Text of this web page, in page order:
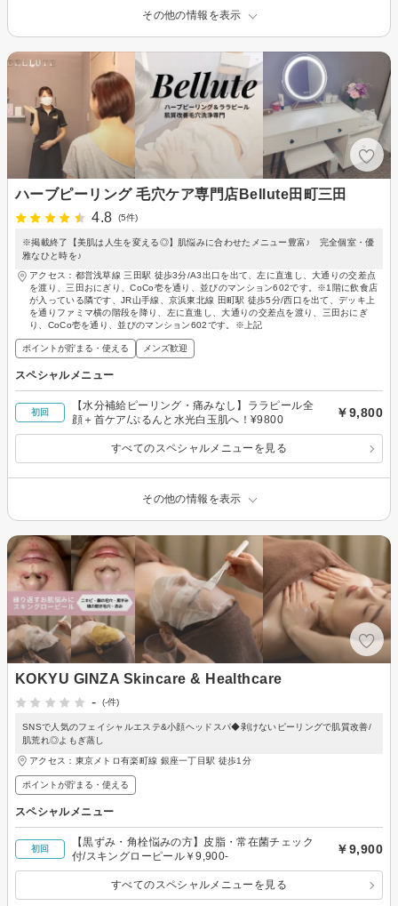
その他の情報を表示
ハーブピーリング 毛穴ケア専門店Bellute田町三田
4.8
(5件)
※掲載終了【美肌は人生を変える◎】肌悩みに合わせたメニュー豊富♪ 完全個室・優
雅なひと時を♪
アクセス：都営浅草線 三田駅 徒歩3分/A3出口を出て、左に直進し、大通りの交差点
を渡り、三田おにぎり、CoCo壱を通り、並びのマンション602です。※1階に飲食店
が入っている隣です、JR山手線、京浜東北線 田町駅 徒歩5分/西口を出て、デッキ上
を通りファミマ横の階段を降り、左に直進し、大通りの交差点を渡り、三田おにぎ
り、CoCo壱を通り、並びのマンション602です。※上記
ポイントが貯まる・使える メンズ歓迎
スペシャルメニュー
初回
【水分補給ピーリング・痛みなし】ララピール全
顔＋首ケア/ぷるんと水光白玉肌へ！¥9800
￥9,800
すべてのスペシャルメニューを見る
その他の情報を表示
KOKYU GINZA Skincare & Healthcare
-
(-件)
SNSで人気のフェイシャルエステ&小顔ヘッドスパ◆剥けないピーリングで肌質改善/
肌荒れ◎よもぎ蒸し
アクセス：東京メトロ有楽町線 銀座一丁目駅 徒歩1分
ポイントが貯まる・使える
スペシャルメニュー
初回
【黒ずみ・角栓悩みの方】皮脂・常在菌チェック
付/スキングローピール￥9,900-
￥9,900
すべてのスペシャルメニューを見る